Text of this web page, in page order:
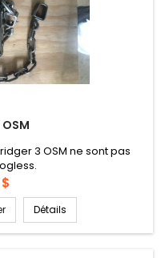
OSM
3 OSM ne sont pas
Détails